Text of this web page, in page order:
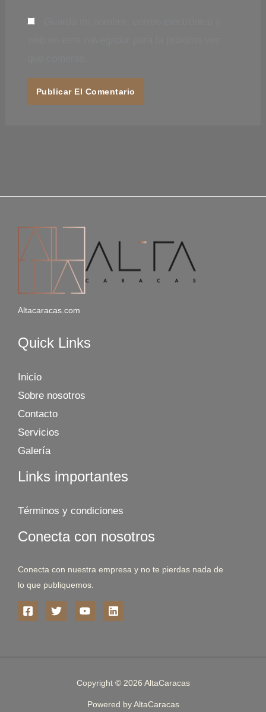
Altacaracas.com
Quick Links
Inicio
Sobre nosotros
Contacto
Servicios
Galería
Links importantes
Términos y condiciones
Conecta con nosotros
Conecta con nuestra empresa y no te pierdas nada de
lo que publiquemos.
Copyright © 2026 AltaCaracas
Powered by AltaCaracas